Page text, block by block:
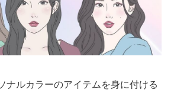
ナルカラーのアイテムを身に付ける